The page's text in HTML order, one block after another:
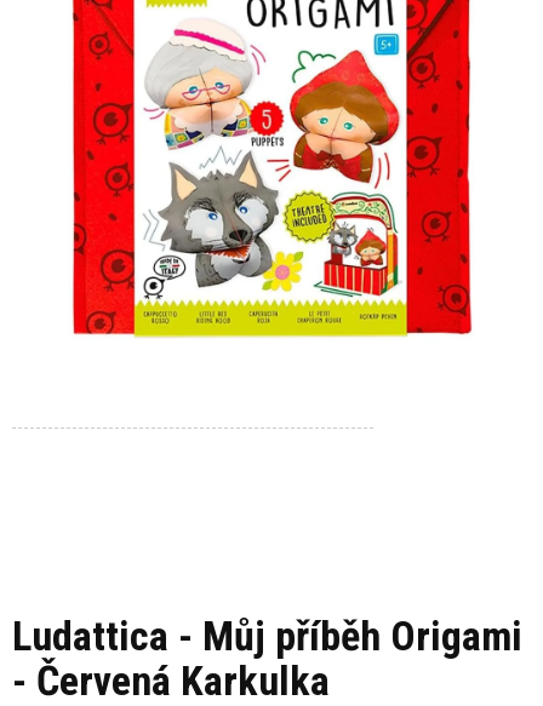
Ludattica - Můj příběh Origami
- Červená Karkulka
hvězdiček.